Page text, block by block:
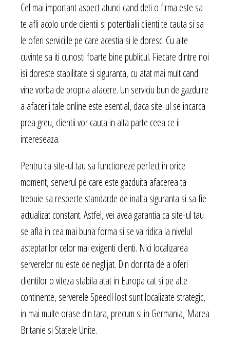
Cel mai important aspect atunci cand deti o firma este sa
te afli acolo unde clientii si potentialii clienti te cauta si sa
le oferi serviciile pe care acestia si le doresc. Cu alte
cuvinte sa iti cunosti foarte bine publicul. Fiecare dintre noi
isi doreste stabilitate si siguranta, cu atat mai mult cand
vine vorba de propria afacere. Un serviciu bun de gazduire
a afacerii tale online este esential, daca site-ul se incarca
prea greu, clientii vor cauta in alta parte ceea ce ii
intereseaza.
Pentru ca site-ul tau sa functioneze perfect in orice
moment, serverul pe care este gazduita afacerea ta
trebuie sa respecte standarde de inalta siguranta si sa fie
actualizat constant. Astfel, vei avea garantia ca site-ul tau
se afla in cea mai buna forma si se va ridica la nivelul
asteptarilor celor mai exigenti clienti. Nici localizarea
serverelor nu este de neglijat. Din dorinta de a oferi
clientilor o viteza stabila atat in Europa cat si pe alte
continente, serverele SpeedHost sunt localizate strategic,
in mai multe orase din tara, precum si in Germania, Marea
Britanie si Statele Unite.